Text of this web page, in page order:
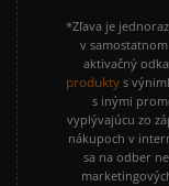
*Zľava je
v
aktivačný
produkty s
s inými
vyplývajúcu zo
nákupoch v
sa na odber